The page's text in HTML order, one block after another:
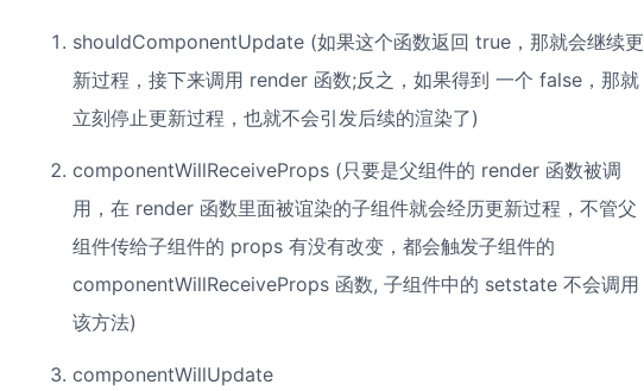
shouldComponentUpdate (如果这个函数返回 true，那就会继续更
新过程，接下来调用 render 函数;反之，如果得到 一个 false，那就
立刻停止更新过程，也就不会引发后续的渲染了)
componentWillReceiveProps (只要是父组件的 render 函数被调
用，在 render 函数里面被谊染的子组件就会经历更新过程，不管父
组件传给子组件的 props 有没有改变，都会触发子组件的
componentWillReceiveProps 函数, 子组件中的 setstate 不会调用
该方法)
componentWillUpdate